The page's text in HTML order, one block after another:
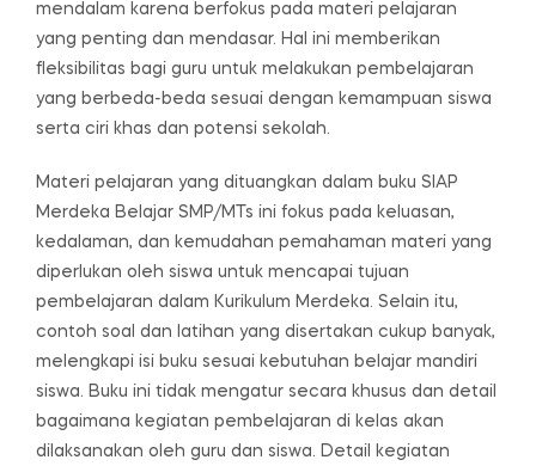
mendalam karena berfokus pada materi pelajaran
yang penting dan mendasar. Hal ini memberikan
fleksibilitas bagi guru untuk melakukan pembelajaran
yang berbeda-beda sesuai dengan kemampuan siswa
serta ciri khas dan potensi sekolah.
Materi pelajaran yang dituangkan dalam buku SIAP
Merdeka Belajar SMP/MTs ini fokus pada keluasan,
kedalaman, dan kemudahan pemahaman materi yang
diperlukan oleh siswa untuk mencapai tujuan
pembelajaran dalam Kurikulum Merdeka. Selain itu,
contoh soal dan latihan yang disertakan cukup banyak,
melengkapi isi buku sesuai kebutuhan belajar mandiri
siswa. Buku ini tidak mengatur secara khusus dan detail
bagaimana kegiatan pembelajaran di kelas akan
dilaksanakan oleh guru dan siswa. Detail kegiatan